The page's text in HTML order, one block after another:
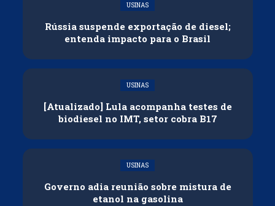
USINAS
Rússia suspende exportação de diesel;
entenda impacto para o Brasil
USINAS
[Atualizado] Lula acompanha testes de
biodiesel no IMT, setor cobra B17
USINAS
Governo adia reunião sobre mistura de
etanol na gasolina